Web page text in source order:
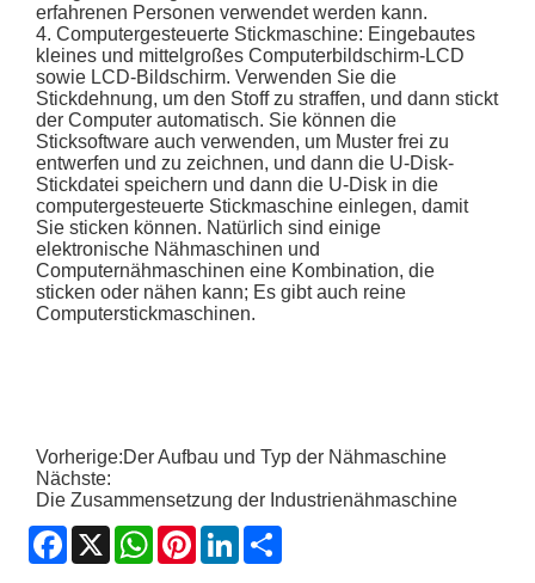
erfahrenen Personen verwendet werden kann.
4. Computergesteuerte Stickmaschine: Eingebautes
kleines und mittelgroßes Computerbildschirm-LCD
sowie LCD-Bildschirm. Verwenden Sie die
Stickdehnung, um den Stoff zu straffen, und dann stickt
der Computer automatisch. Sie können die
Sticksoftware auch verwenden, um Muster frei zu
entwerfen und zu zeichnen, und dann die U-Disk-
Stickdatei speichern und dann die U-Disk in die
computergesteuerte Stickmaschine einlegen, damit
Sie sticken können. Natürlich sind einige
elektronische Nähmaschinen und
Computernähmaschinen eine Kombination, die
sticken oder nähen kann; Es gibt auch reine
Computerstickmaschinen.
Vorherige:Der Aufbau und Typ der Nähmaschine
Nächste:
Die Zusammensetzung der Industrienähmaschine
Facebook
X WhatsApp
PinterestLinkedIn